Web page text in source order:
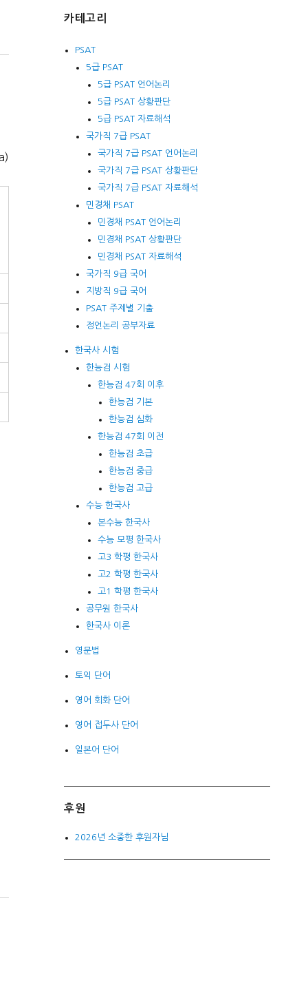
카테고리
PSAT
5급 PSAT
5급 PSAT 언어논리
5급 PSAT 상황판단
5급 PSAT 자료해석
국가직 7급 PSAT
국가직 7급 PSAT 언어논리
국가직 7급 PSAT 상황판단
국가직 7급 PSAT 자료해석
민경채 PSAT
민경채 PSAT 언어논리
민경채 PSAT 상황판단
민경채 PSAT 자료해석
국가직 9급 국어
지방직 9급 국어
PSAT 주제별 기출
정언논리 공부자료
한국사 시험
한능검 시험
한능검 47회 이후
한능검 기본
한능검 심화
한능검 47회 이전
한능검 초급
한능검 중급
한능검 고급
수능 한국사
본수능 한국사
수능 모평 한국사
고3 학평 한국사
고2 학평 한국사
고1 학평 한국사
공무원 한국사
한국사 이론
영문법
토익 단어
영어 회화 단어
영어 접두사 단어
일본어 단어
후원
2026년 소중한 후원자님